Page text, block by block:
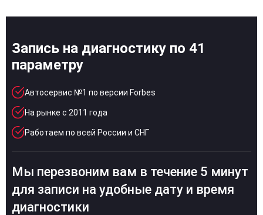
Запись на диагностику по 41
параметру
Автосервис №1 по версии Forbes
На рынке с 2011 года
Работаем по всей России и СНГ
Мы перезвоним вам в течение 5 минут
для записи на удобные дату и время
диагностики